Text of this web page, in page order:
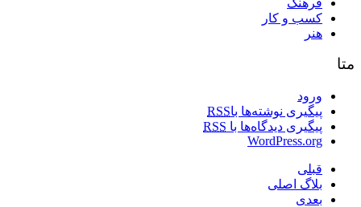
کسب و کار
هنر
متا
ورود
پیگیری نوشته‌ها باRSS
پیگیری دیدگاه‌ها با RSS
WordPress.org
قبلی
بلاگ اصلی
بعدی